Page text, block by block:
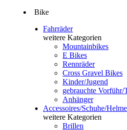
Bike
Fahrräder
weitere Kategorien
Mountainbikes
E Bikes
Rennräder
Cross Gravel Bikes
Kinder/Jugend
gebrauchte Vorführ/
Anhänger
Accessoires/Schuhe/
weitere Kategorien
Brillen